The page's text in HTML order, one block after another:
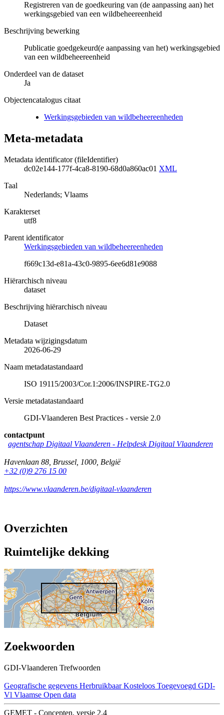
Registreren van de goedkeuring van (de aanpassing aan) het
werkingsgebied van een wildbeheereenheid
Beschrijving bewerking
Publicatie goedgekeurd(e aanpassing van het) werkingsgebied
van een wildbeheereenheid
Onderdeel van de dataset
Ja
Objectencatalogus citaat
Werkingsgebieden van wildbeheereenheden
Meta-metadata
Metadata identificator (fileIdentifier)
dc02e144-177f-4ca8-8190-68d0a860ac01 XML
Taal
Nederlands; Vlaams
Karakterset
utf8
Parent identificator
Werkingsgebieden van wildbeheereenheden
f669c13d-e81a-43c0-9895-6ee6d81e9088
Hiërarchisch niveau
dataset
Beschrijving hiërarchisch niveau
Dataset
Metadata wijzigingsdatum
2026-06-29
Naam metadatastandaard
ISO 19115/2003/Cor.1:2006/INSPIRE-TG2.0
Versie metadatastandaard
GDI-Vlaanderen Best Practices - versie 2.0
contactpunt
agentschap Digitaal Vlaanderen - Helpdesk Digitaal Vlaanderen
Havenlaan 88 Brussel 1000 België
+32 (0)9 276 15 00
https://www.vlaanderen.be/digitaal-vlaanderen
Overzichten
Ruimtelijke dekking
Zoekwoorden
GDI-Vlaanderen Trefwoorden
Geografische gegevens Herbruikbaar Kosteloos Toegevoegd GDI-
Vl Vlaamse Open data
GEMET - Concepten, versie 2.4